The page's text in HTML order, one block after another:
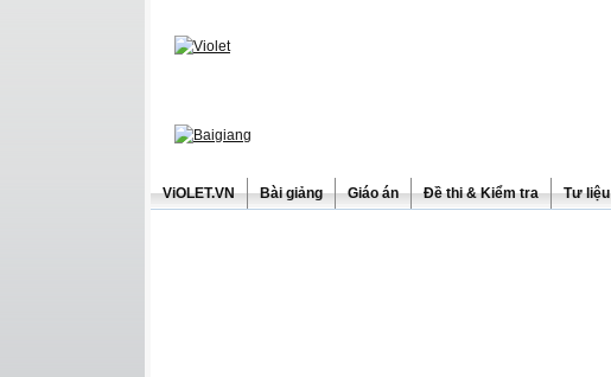
ViOLET.VN Bài giảng Giáo án Đề thi & Kiểm tra Tư liệu